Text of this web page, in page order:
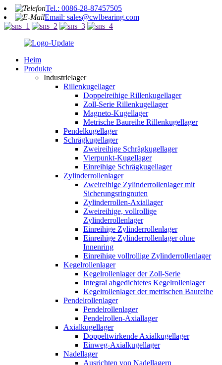
Tel.: 0086-28-87457505
Email: sales@cwlbearing.com
Heim
Produkte
Industrielager
Rillenkugellager
Doppelreihige Rillenkugellager
Zoll-Serie Rillenkugellager
Magneto-Kugellager
Metrische Baureihe Rillenkugellager
Pendelkugellager
Schrägkugellager
Zweireihige Schrägkugellager
Vierpunkt-Kugellager
Einreihige Schrägkugellager
Zylinderrollenlager
Zweireihige Zylinderrollenlager mit
Sicherungsringnuten
Zylinderrollen-Axiallager
Zweireihige, vollrollige
Zylinderrollenlager
Einreihige Zylinderrollenlager
Einreihige Zylinderrollenlager ohne
Innenring
Einreihige vollrollige Zylinderrollenlager
Kegelrollenlager
Kegelrollenlager der Zoll-Serie
Integral abgedichtetes Kegelrollenlager
Kegelrollenlager der metrischen Baureihe
Pendelrollenlager
Pendelrollenlager
Pendelrollen-Axiallager
Axialkugellager
Doppeltwirkende Axialkugellager
Einweg-Axialkugellager
Nadellager
Ausrichten von Nadellagern